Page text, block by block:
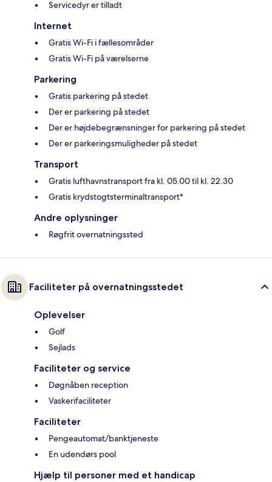
Servicedyr er tilladt
Internet
Gratis Wi-Fi i fællesområder
Gratis Wi-Fi på værelserne
Parkering
Gratis parkering på stedet
Der er parkering på stedet
Der er højdebegrænsninger for parkering på stedet
Der er parkeringsmuligheder på stedet
Transport
Gratis lufthavnstransport fra kl. 05.00 til kl. 22.30
Gratis krydstogtsterminaltransport*
Andre oplysninger
Røgfrit overnatningssted
Faciliteter på overnatningsstedet
Oplevelser
Golf
Sejlads
Faciliteter og service
Døgnåben reception
Vaskerifaciliteter
Faciliteter
Pengeautomat/banktjeneste
En udendørs pool
Hjælp til personer med et handicap